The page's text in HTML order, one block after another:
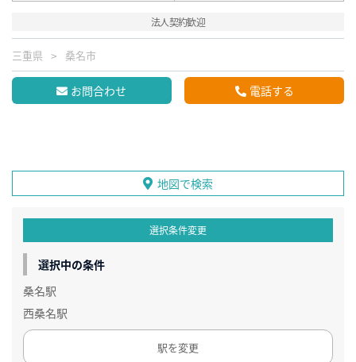
法人契約歓迎
三重県 桑名市
お問合わせ 電話する
地図で検索
選択条件変更
選択中の条件
桑名駅
西桑名駅
駅を変更